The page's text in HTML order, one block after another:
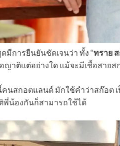
มีการยืนยันชัดเจนว่า ทั้ง “ทราย
อญาติแต่อย่างใด แม้จะมีเชื้อสาย
นสกอตแลนด์ มักใช้คำว่าสก๊อต
พี่น้องกันก็สามารถใช้ได้